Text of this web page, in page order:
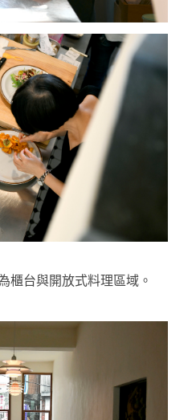
櫃台與開放式料理區域。